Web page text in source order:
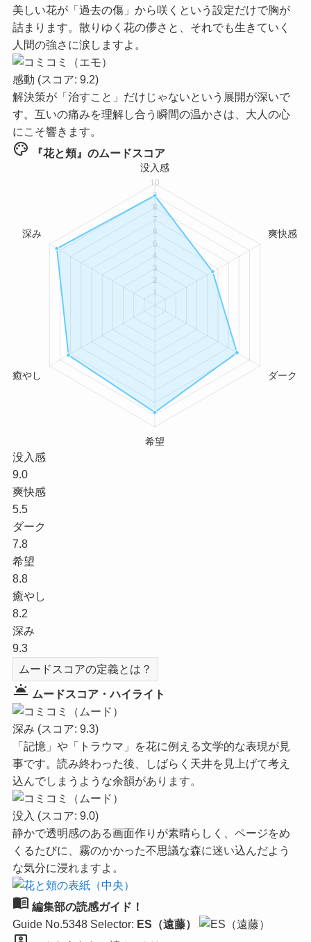
美しい花が「過去の傷」から咲くという設定だけで胸が
詰まります。散りゆく花の儚さと、それでも生きていく
人間の強さに涙しますよ。
感動 (スコア: 9.2)
解決策が「治すこと」だけじゃないという展開が深いで
す。互いの痛みを理解し合う瞬間の温かさは、大人の心
にこそ響きます。
palette 『花と頬』のムードスコア
没入感
9.0
爽快感
5.5
ダーク
7.8
希望
8.8
癒やし
8.2
深み
9.3
ムードスコアの定義とは？
wb_twilight ムードスコア・ハイライト
深み (スコア: 9.3)
「記憶」や「トラウマ」を花に例える文学的な表現が見
事です。読み終わった後、しばらく天井を見上げて考え
込んでしまうような余韻があります。
没入 (スコア: 9.0)
静かで透明感のある画面作りが素晴らしく、ページをめ
くるたびに、霧のかかった不思議な森に迷い込んだよう
な気分に浸れますよ。
menu_book 編集部の読感ガイド！
Guide No.5348 Selector: ES（遠藤）